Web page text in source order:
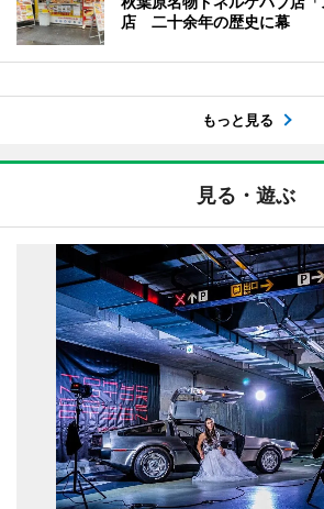
店 二十余年の歴史に幕
もっと見る
見る・遊ぶ